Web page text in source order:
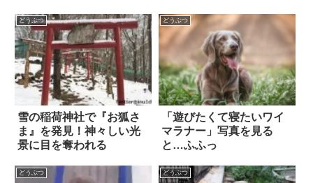
どうぶつ
雪の稲荷神社で『お狐さ
ま』を発見！神々しい光
景に目を奪われる
どうぶつ
「遊びたくて寝たいワイ
マラナー」写真を見る
と…ふふっ
どうぶつ どうぶつ